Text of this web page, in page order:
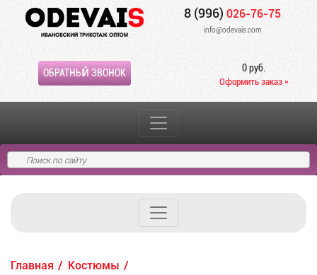
8 (996) 026-76-75
info@odevais.com
ОБРАТНЫЙ ЗВОНОК 0 руб.
Оформить заказ »
Главная
Костюмы